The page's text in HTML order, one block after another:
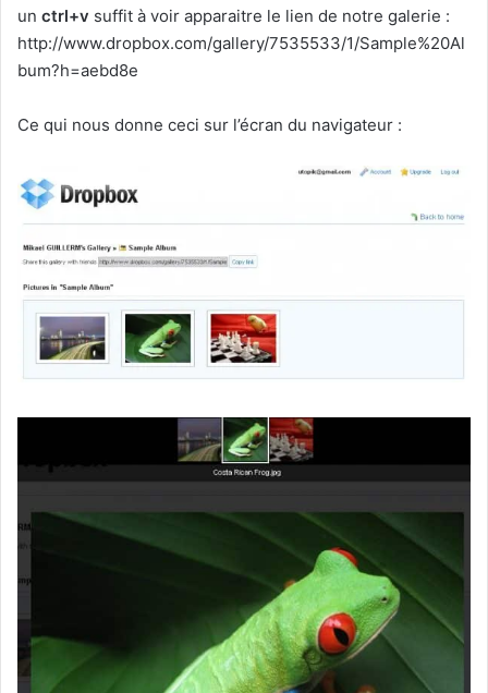
un ctrl+v suffit à voir apparaitre le lien de notre galerie :
http://www.dropbox.com/gallery/7535533/1/Sample%20Al
bum?h=aebd8e
Ce qui nous donne ceci sur l’écran du navigateur :